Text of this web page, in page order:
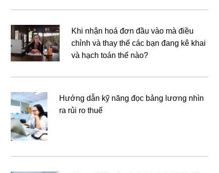
Khi nhận hoá đơn đầu vào mà điều
chỉnh và thay thế các bạn đang kê khai
và hạch toán thế nào?
Hướng dẫn kỹ năng đọc bảng lương nhìn
ra rủi ro thuế